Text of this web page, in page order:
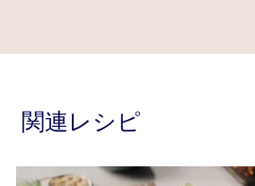
関連レシピ